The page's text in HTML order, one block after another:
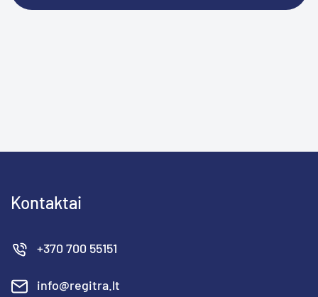
Kontaktai
+370 700 55151
info@regitra.lt